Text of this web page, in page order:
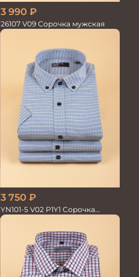
3 990 ₽
26107 V09 Сорочка мужская
3 750 ₽
YN101-5 V02 P1Y1 Сорочка
мужская